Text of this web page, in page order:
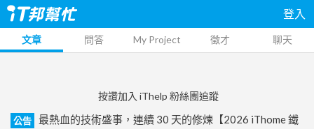
登入
文章 問答 My Project 徵才 聊天
按讚加入 iThelp 粉絲團追蹤
公告
最熱血的技術盛事，連續 30 天的修煉【2026 iThome 鐵